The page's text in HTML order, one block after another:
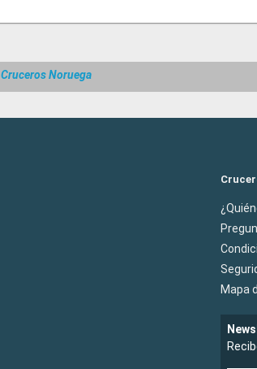
Cruceros Noruega
Mapa